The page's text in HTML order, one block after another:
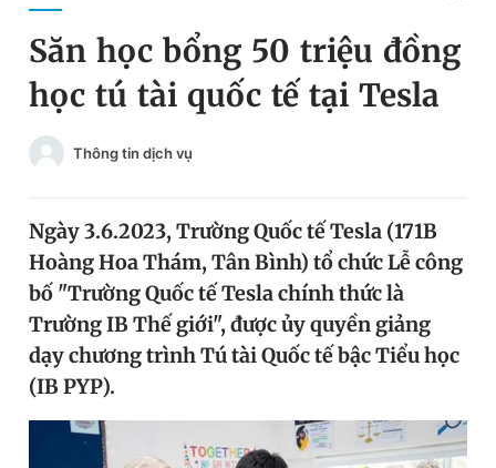
Chuyên mục
Chuyên mục khác
Tin thị trường Tin 360
Video Magazine
Bạn cần biết
Đổi mật khẩu
Tin đã lưu
Tin đã xem
Đăng xuất
Săn học bổng 50 triệu đồng
học tú tài quốc tế tại Tesla
Thông tin dịch vụ
Ngày 3.6.2023, Trường Quốc tế Tesla (171B
Hoàng Hoa Thám, Tân Bình) tổ chức Lễ công
bố "Trường Quốc tế Tesla chính thức là
Trường IB Thế giới", được ủy quyền giảng
dạy chương trình Tú tài Quốc tế bậc Tiểu học
(IB PYP).